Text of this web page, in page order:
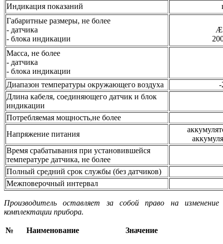
Индикация показаний
Габаритные размеры, не более
- датчика
- блока индикации
Æ
Масса, не более
- датчика
- блока индикации
Диапазон температуры окружающего воздуха
-
Длина кабеля, соединяющего датчик и блок
индикации
Потребляемая мощность,не более
Напряжение питания
Время срабатывания при установившейся
температуре датчика, не более
Полный средний срок службы (без датчиков)
Межповерочный интервал
Производитель оставляет за собой право на изменение
комплектации прибора.
№ Наименование Значение